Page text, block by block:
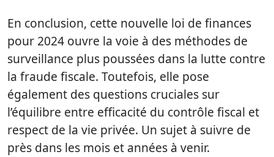
En conclusion, cette nouvelle loi de finances
pour 2024 ouvre la voie à des méthodes de
surveillance plus poussées dans la lutte contre
la fraude fiscale. Toutefois, elle pose
également des questions cruciales sur
l’équilibre entre efficacité du contrôle fiscal et
respect de la vie privée. Un sujet à suivre de
près dans les mois et années à venir.